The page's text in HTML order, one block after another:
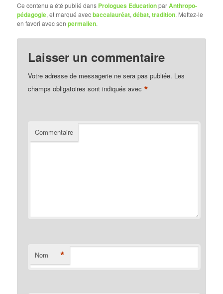
Ce contenu a été publié dans Prologues EducationparAnthropo-
pédagogie, et marqué avecbaccalauréat,débat,tradition. Mettez-le
en favori avec sonpermalien.
Laisser un commentaire
Votre adresse de messagerie ne sera pas publiée. Les
champs obligatoires sont indiqués avec*
Commentaire
Nom *